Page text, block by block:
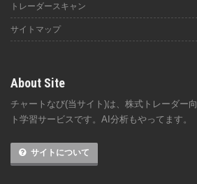
トレーダースキャン
サイトマップ
About Site
チャートなび(当サイト)は、株式トレーダー
ト学習サービスです。AI分析もやってます。
サイトについて